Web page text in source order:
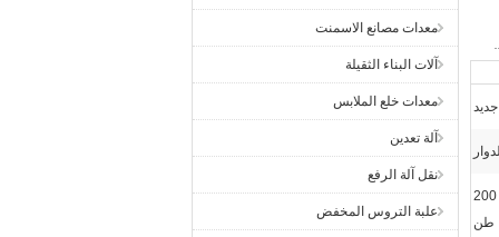
معدات مصانع الاسمنت
آلات البناء الثقيلة
معدات خلع الملابس
آلة تعدين
نقل آلة الرفع
علبة التروس المخفض
جديد
3 أطنان إلى 50 طناً ، 3 أطنان إلى 200
طن